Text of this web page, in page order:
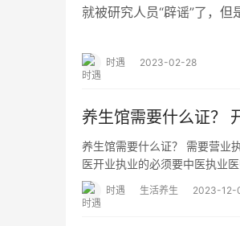
就被研究人员“辟谣”了，
时遇 2023-02-28
养生馆需要什么证？
养生馆需要什么证？ 需要营业
医开业执业的必须要中医执业
时遇 生活养生 2023-12-